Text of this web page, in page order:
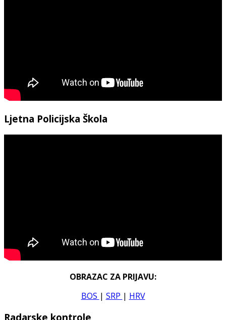
Ljetna Policijska Škola
OBRAZAC ZA PRIJAVU:
BOS | SRP | HRV
Radarske kontrole